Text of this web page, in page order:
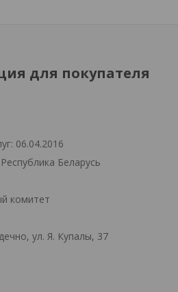
для покупателя
06.04.2016
Беларусь
комитет
ул. Я. Купалы, 37